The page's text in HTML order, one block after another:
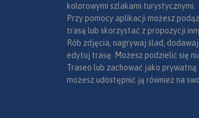
kolorowymi szlakami turystycznymi.
Przy pomocy aplikacji możesz
trasą lub skorzystać z propozycji
Rób zdjęcia, nagrywaj ślad, dodawaj
edytuj trasę. Możesz podzielić się
Traseo lub zachować jako
możesz udostępnić ją również na